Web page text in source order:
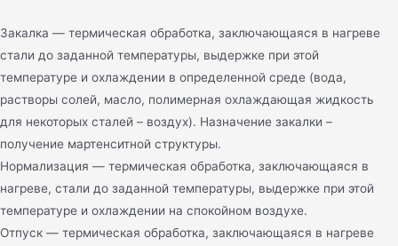
Закалка — термическая обработка, заключающаяся в нагреве
стали до заданной температуры, выдержке при этой
температуре и охлаждении в определенной среде (вода,
растворы солей, масло, полимерная охлаждающая жидкость
для некоторых сталей – воздух). Назначение закалки –
получение мартенситной структуры.
Нормализация — термическая обработка, заключающаяся в
нагреве, стали до заданной температуры, выдержке при этой
температуре и охлаждении на спокойном воздухе.
Отпуск — термическая обработка, заключающаяся в нагреве